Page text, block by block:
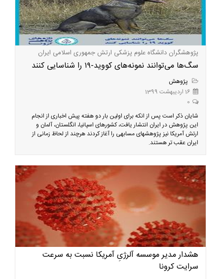
پژوهشگران دانشگاه علوم پزشکی ارتش جمهوری اسلامی ایران
سگ‌ها می‌توانند نمونه‌های کووید-۱۹ را شناسایی کنند
پژوهش
16 اردیبهشت 1399
0
شایان ذکر است پس از انکه برای اولین بار دو هفته پیش اخباری از انجام
این پژوهش در ایران انتشار یافت، کشورهای اسپانیا، انگلستان، آلمان و
ارتش آمریکا نیز پژوهشهای مسابهی را آغاز کردند هرچند از لحاظ زمانی از
ایران عقب تر هستند.
هشدار مدیر موسسه آلرژیِ آمریکا نسبت به سرعت
سرایت کرونا